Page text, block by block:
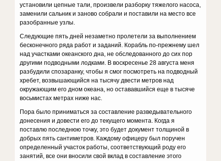
установили цепные та­ли, произвели разборку тяжелого насоса,
заменили сальник и заново собрали и поставили на место все
разобранные узлы.
Следующие пять дней незаметно пролетели за вы­полнением
бесконечного ряда работ и заданий. Ко­рабль по-прежнему шел
над участками океанского дна, не обследованного до сих пор
другими подводны­ми лодками. В воскресенье 28 августа меня
разбуди­ли спозаранку, чтобы я смог посмотреть на подвод­ный
хребет, возвышающийся на тысячу двести метров над
окружающим его дном океана, но остававшийся еще в тысяче
восьмистах метрах ниже нас.
Пора было приниматься за составление разведы­вательного
донесения и довести его до текущего мо­мента. Когда я
поставлю последнюю точку, это будет документ толщиной в
добрых пять сантиметров. Каж­дому офицеру был поручен
определенный участок ра­боты, соответствующий роду его
занятий, все они вно­сили свой вклад в составление этого